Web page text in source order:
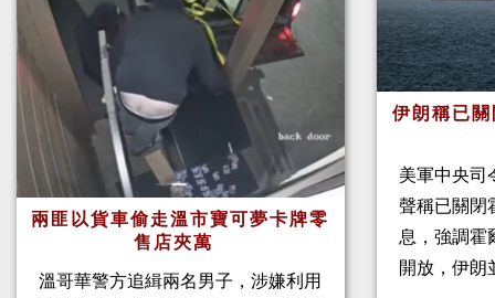
兩匪以貨車偷走溫市寶可夢卡牌零
售店夾萬
溫哥華警方追緝兩名男子，涉嫌利用
伊朗稱已
美軍中央司
聲稱已關閉
息，強調霍
開放，伊